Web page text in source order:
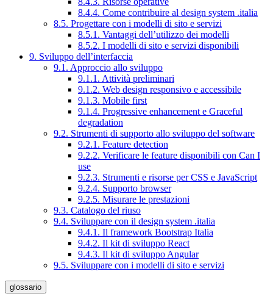
8.4.4. Come contribuire al design system .italia
8.5. Progettare con i modelli di sito e servizi
8.5.1. Vantaggi dell’utilizzo dei modelli
8.5.2. I modelli di sito e servizi disponibili
9. Sviluppo dell’interfaccia
9.1. Approccio allo sviluppo
9.1.1. Attività preliminari
9.1.2. Web design responsivo e accessibile
9.1.3. Mobile first
9.1.4. Progressive enhancement e Graceful
degradation
9.2. Strumenti di supporto allo sviluppo del software
9.2.1. Feature detection
9.2.2. Verificare le feature disponibili con Can I
use
9.2.3. Strumenti e risorse per CSS e JavaScript
9.2.4. Supporto browser
9.2.5. Misurare le prestazioni
9.3. Catalogo del riuso
9.4. Sviluppare con il design system .italia
9.4.1. Il framework Bootstrap Italia
9.4.2. Il kit di sviluppo React
9.4.3. Il kit di sviluppo Angular
9.5. Sviluppare con i modelli di sito e servizi
glossario